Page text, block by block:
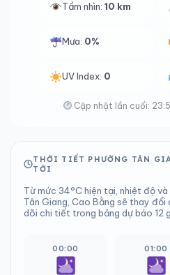
Tầm nhìn: 10 km
Mưa: 0%
UV Index: 0
Cập nhật lần cuối:
THỜI TIẾT PHƯỜNG TÂN
TỚI
Từ mức 34°C hiện tại, nhiệt độ và
Tân Giang, Cao Bằng sẽ thay
dõi chi tiết trong bảng dự báo 12
00:00 01:00